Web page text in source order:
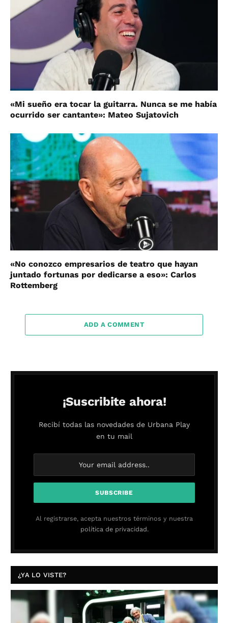
«Mi sueño era tocar la guitarra. Nunca se me había
ocurrido ser cantante»: Mateo Sujatovich
«No conozco empresarios de teatro que hayan
juntado fortunas por dedicarse a eso»: Carlos
Rottemberg
ADD A COMMENT
¡Suscribite ahora!
Recibí todas las novedades de Urbana Play
en tu mail
Al registrarse, acepta nuestros términos y nuestra
política de privacidad.
¿YA LO VISTE?